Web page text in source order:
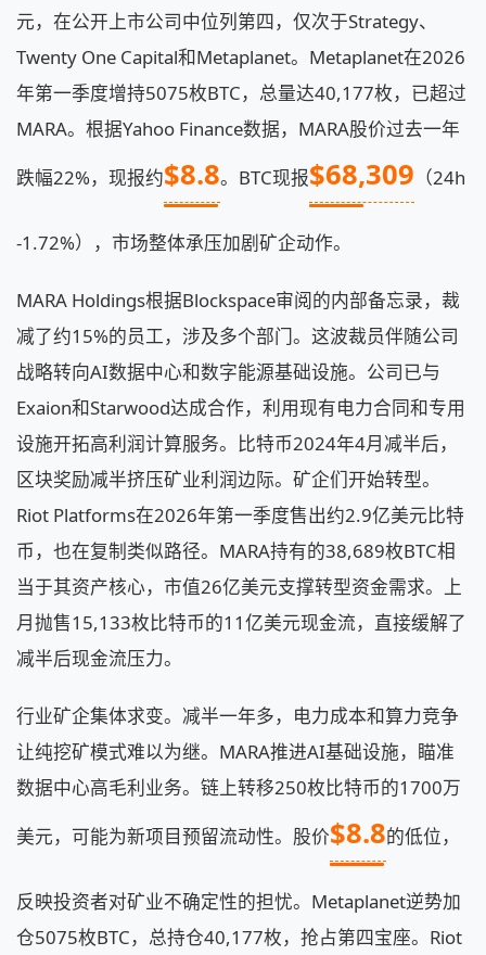
元，在公开上市公司中位列第四，仅次于Strategy、
Twenty One Capital和Metaplanet。Metaplanet在2026
年第一季度增持5075枚BTC，总量达40,177枚，已超过
MARA。根据Yahoo Finance数据，MARA股价过去一年
跌幅22%，现报约$8.8。BTC现报$68,309 （24h
-1.72%），市场整体承压加剧矿企动作。
MARA Holdings根据Blockspace审阅的内部备忘录，裁
减了约15%的员工，涉及多个部门。这波裁员伴随公司
战略转向AI数据中心和数字能源基础设施。公司已与
Exaion和Starwood达成合作，利用现有电力合同和专用
设施开拓高利润计算服务。比特币2024年4月减半后，
区块奖励减半挤压矿业利润边际。矿企们开始转型。
Riot Platforms在2026年第一季度售出约2.9亿美元比特
币，也在复制类似路径。MARA持有的38,689枚BTC相
当于其资产核心，市值26亿美元支撑转型资金需求。上
月抛售15,133枚比特币的11亿美元现金流，直接缓解了
减半后现金流压力。
行业矿企集体求变。减半一年多，电力成本和算力竞争
让纯挖矿模式难以为继。MARA推进AI基础设施，瞄准
数据中心高毛利业务。链上转移250枚比特币的1700万
美元，可能为新项目预留流动性。股价$8.8的低位，
反映投资者对矿业不确定性的担忧。Metaplanet逆势加
仓5075枚BTC，总持仓40,177枚，抢占第四宝座。Riot